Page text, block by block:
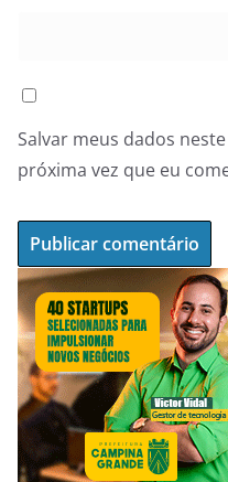
Salvar meus dados
próxima vez que eu